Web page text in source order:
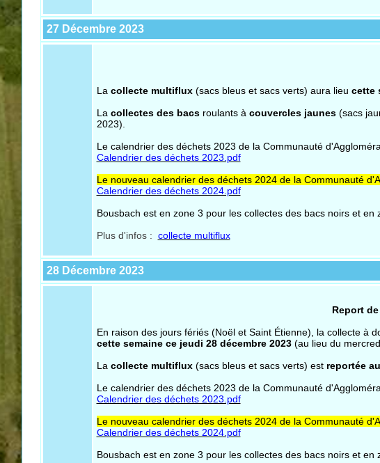
27 Décembre 2023
La collecte multiflux (sacs bleus et sacs verts) aura lieu cette
La collectes des bacsroulants à couvercles jaunes(sacs
2023).
Le calendrier des déchets 2023 de la Communauté
Calendrier des déchets 2023.pdf
Le nouveau calendrier des déchets 2024 de la Communauté
Calendrier des déchets 2024.pdf
Bousbach est en zone 3 pour les collectes des bacs noirs et en
Plus d'infos : collecte multiflux
28 Décembre 2023
Report
En raison des jours fériés (Noël et Saint Étienne), la collecte à
cette semaine ce jeudi 28 décembre 2023 (au lieu du
La collecte multiflux (sacs bleus et sacs verts) est reportée
Le calendrier des déchets 2023 de la Communauté
Calendrier des déchets 2023.pdf
Le nouveau calendrier des déchets 2024 de la Communauté
Calendrier des déchets 2024.pdf
Bousbach est en zone 3 pour les collectes des bacs noirs et en